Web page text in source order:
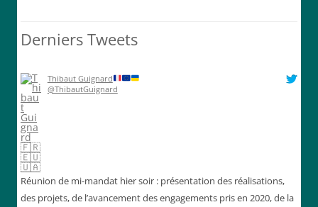
Derniers Tweets
Thibaut Guignard
@ThibautGuignard
Réunion de mi-mandat hier soir : présentation des réalisations,
des projets, de l’avancement des engagements pris en 2020, de la